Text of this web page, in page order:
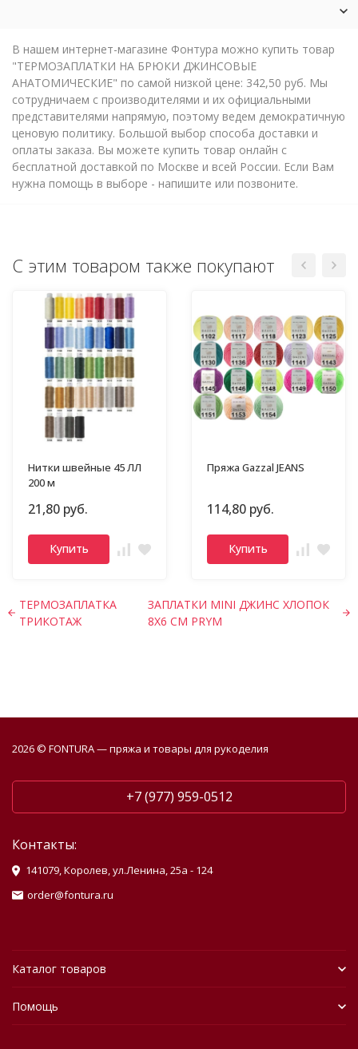
В нашем интернет-магазине Фонтура можно купить товар
"ТЕРМОЗАПЛАТКИ НА БРЮКИ ДЖИНСОВЫЕ
АНАТОМИЧЕСКИЕ" по самой низкой цене: 342,50 руб. Мы
сотрудничаем с производителями и их официальными
представителями напрямую, поэтому ведем демократичную
ценовую политику. Большой выбор способа доставки и
оплаты заказа. Вы можете купить товар онлайн с
бесплатной доставкой по Москве и всей России. Если Вам
нужна помощь в выборе - напишите или позвоните.
С этим товаром также покупают
Нитки швейные 45 ЛЛ
200 м
21,80 руб.
Купить
Пряжа Gazzal JEANS
114,80 руб.
Купить
ТЕРМОЗАПЛАТКА
ТРИКОТАЖ
ЗАПЛАТКИ MINI ДЖИНС ХЛОПОК
8X6 СМ PRYM
2026 © FONTURA — пряжа и товары для рукоделия
+7 (977) 959-0512
Контакты:
141079, Королев, ул.Ленина, 25а - 124
order@fontura.ru
Каталог товаров
Помощь